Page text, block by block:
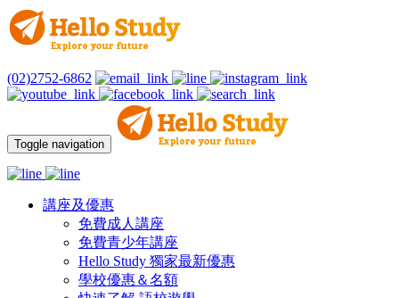
(02)2752-6862
Toggle navigation
講座及優惠
免費成人講座
免費青少年講座
Hello Study 獨家最新優惠
學校優惠＆名額